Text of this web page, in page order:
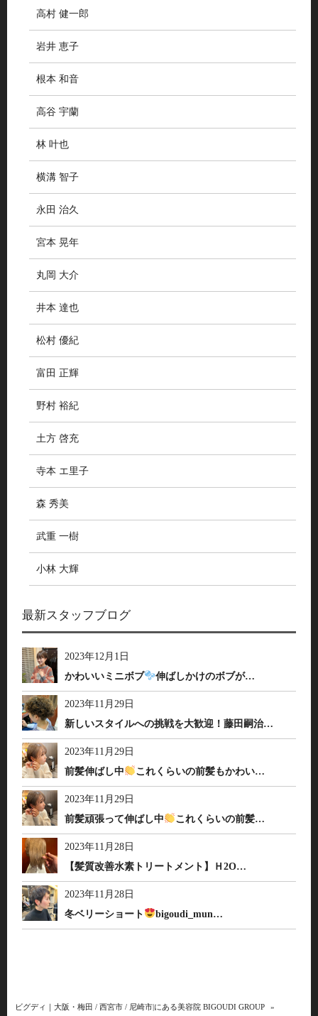
高村 健一郎
岩井 恵子
根本 和音
高谷 宇蘭
林 叶也
横溝 智子
永田 治久
宮本 晃年
丸岡 大介
井本 達也
松村 優紀
富田 正輝
野村 裕紀
土方 啓充
寺本 エ里子
森 秀美
武重 一樹
小林 大輝
最新スタッフブログ
2023年12月1日
かわいいミニボブ
伸ばしかけのボブが…
2023年11月29日
新しいスタイルへの挑戦を大歓迎！藤田嗣治…
2023年11月29日
前髪伸ばし中
これくらいの前髪もかわい…
2023年11月29日
前髪頑張って伸ばし中
これくらいの前髪…
2023年11月28日
【髪質改善水素トリートメント】Ｈ2O…
2023年11月28日
冬ベリーショート
bigoudi_mun…
ビグディ｜大阪・梅田 / 西宮市 / 尼崎市|にある美容院 BIGOUDI GROUP »